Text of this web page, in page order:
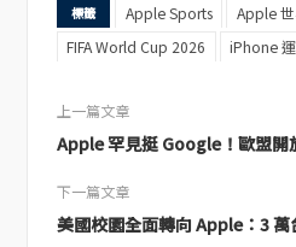
標籤 Apple Sports
Apple
FIFA World Cup 2026
iPhone
上一篇文章
Apple 罕見挺 Google！歐盟開
下一篇文章
美國校園全面轉向 Apple：3